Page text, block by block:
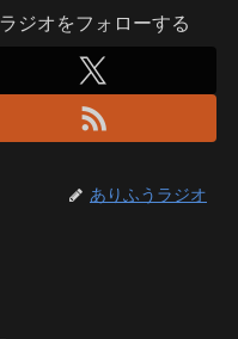
ジオをフォローする
ありふうラジオ